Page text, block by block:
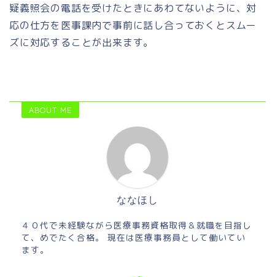
疑義照会の電話を受けたときにあわてないように、対
応の仕方を医事課内で事前に話し合っておくとスムー
ズに対応することが出来ます。
ABOUT ME
ななほし
４０代で未経験ながら医療事務資格取得＆就職を目指し
て、めでたく合格。 現在は医療事務員として働いてい
ます。